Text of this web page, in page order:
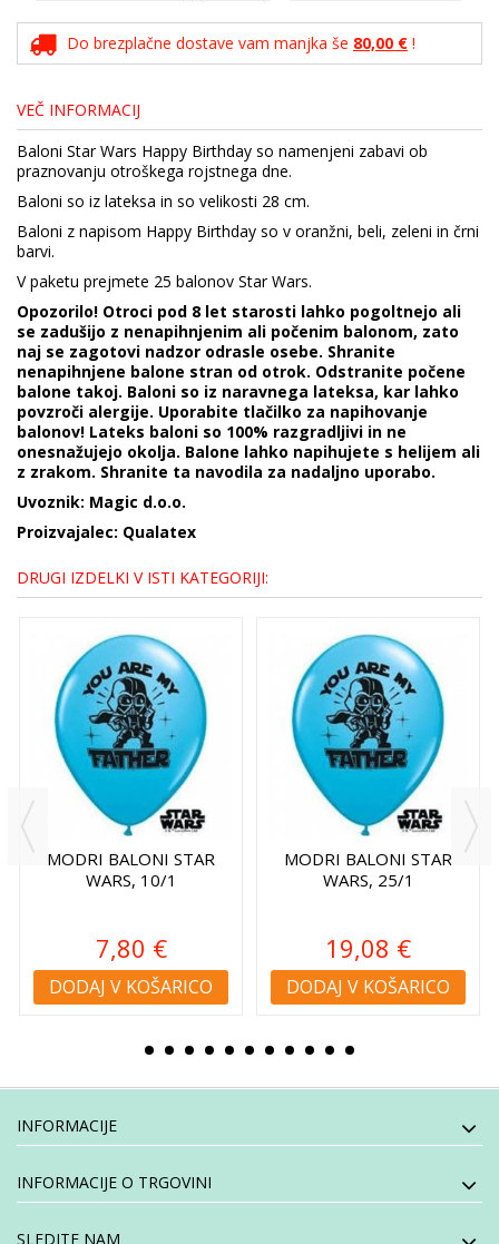
Do brezplačne dostave vam manjka še 80,00 € !
VEČ INFORMACIJ
Baloni Star Wars Happy Birthday so namenjeni zabavi ob
praznovanju otroškega rojstnega dne.
Baloni so iz lateksa in so velikosti 28 cm.
Baloni z napisom Happy Birthday so v oranžni, beli, zeleni in črni
barvi.
V paketu prejmete 25 balonov Star Wars.
Opozorilo! Otroci pod 8 let starosti lahko pogoltnejo ali
se zadušijo z nenapihnjenim ali počenim balonom, zato
naj se zagotovi nadzor odrasle osebe. Shranite
nenapihnjene balone stran od otrok. Odstranite počene
balone takoj. Baloni so iz naravnega lateksa, kar lahko
povzroči alergije. Uporabite tlačilko za napihovanje
balonov! Lateks baloni so 100% razgradljivi in ne
onesnažujejo okolja. Balone lahko napihujete s helijem ali
z zrakom. Shranite ta navodila za nadaljno uporabo.
Uvoznik: Magic d.o.o.
Proizvajalec: Qualatex
DRUGI IZDELKI V ISTI KATEGORIJI:
MODRI BALONI STAR
WARS, 10/1
7,80 €
DODAJ V KOŠARICO
MODRI BALONI STAR
WARS, 25/1
19,08 €
DODAJ V KOŠARICO
INFORMACIJE
INFORMACIJE O TRGOVINI
SLEDITE NAM